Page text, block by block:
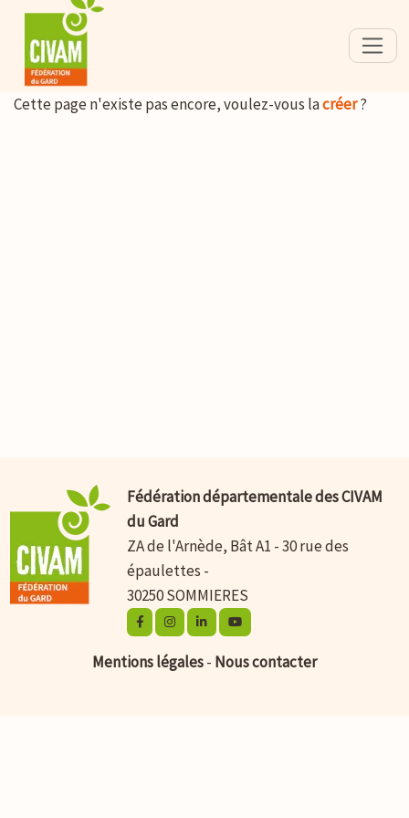
Cette page n'existe pas encore, voulez-vous lacréer?
Fédération départementale des CIVAM
du Gard
ZA de l'Arnède, Bât A1 - 30 rue des
épaulettes -
30250 SOMMIERES
Mentions légales- Nous contacter